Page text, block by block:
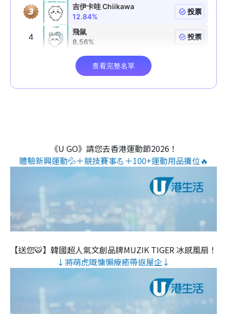
《U GO》請您去香港運動節2026！
體驗新興運動💦＋競技賽事💪＋100+運動用品攤位🔥
【送您🐯】韓國超人氣文創品牌MUZIK TIGER 冰感風扇！
↓將萌虎嘅慵懶療癒帶返屋企↓